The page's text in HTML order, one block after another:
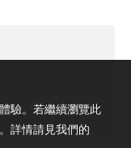
驗。若繼續瀏覽此
詳情請見我們的